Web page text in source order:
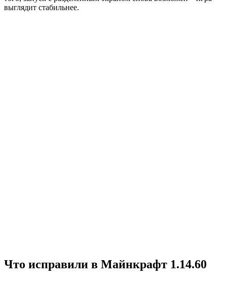
выглядит стабильнее.
Что исправили в Майнкрафт 1.14.60